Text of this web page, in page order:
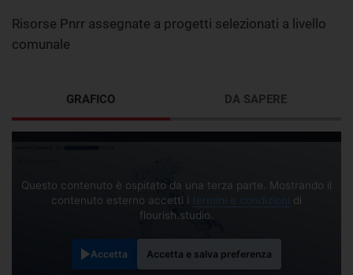
Risorse Pnrr assegnate a progetti selezionati a livello
comunale
GRAFICO
Questo contenuto è ospitato da una terza parte. Mostrando il
contenuto esterno accetti i termini e condizioni di
flourish.studio.
Accetta Accetta e salva preferenza
DA SAPERE